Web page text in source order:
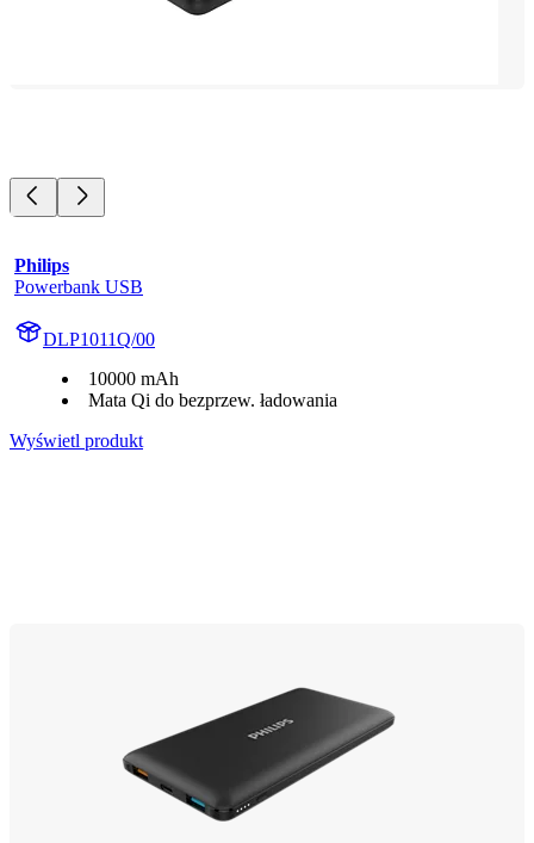
Philips
Powerbank USB
DLP1011Q/00
10000 mAh
Mata Qi do bezprzew. ładowania
Wyświetl produkt